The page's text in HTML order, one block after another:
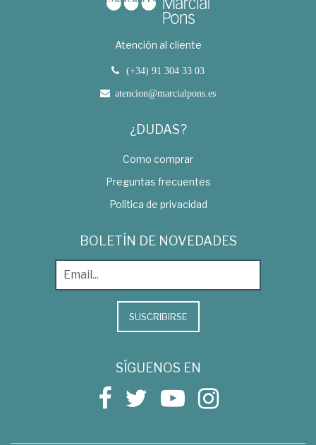
Atención al cliente
(+34) 91 304 33 03
atencion@marcialpons.es
¿DUDAS?
Como comprar
Preguntas frecuentes
Política de privacidad
BOLETÍN DE NOVEDADES
SUSCRIBIRSE
SÍGUENOS EN